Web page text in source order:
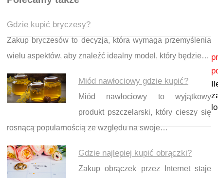
Gdzie kupić bryczesy?
Zakup bryczesów to decyzja, która wymaga przemyślenia
wielu aspektów, aby znaleźć idealny model, który będzie…
Miód nawłociowy gdzie kupić?
Miód nawłociowy to wyjątkowy
produkt pszczelarski, który cieszy się
rosnącą popularnością ze względu na swoje…
Gdzie najlepiej kupić obrączki?
Zakup obrączek przez Internet staje
Nawigacja wpisu